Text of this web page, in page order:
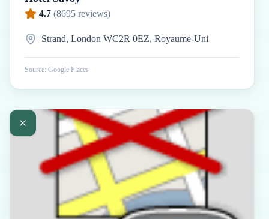
4.7 (8695 reviews)
Strand, London WC2R 0EZ, Royaume-Uni
Source: Google Places